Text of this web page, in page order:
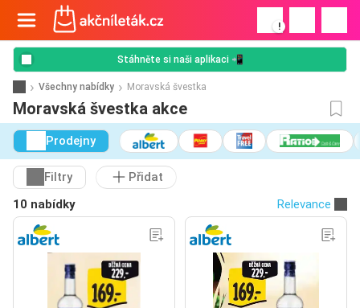
!
Stáhněte si naši aplikaci 📲
Všechny nabídky Moravská švestka
Moravská švestka akce
Prodejny
Filtry
Přidat
10 nabídky
Relevance